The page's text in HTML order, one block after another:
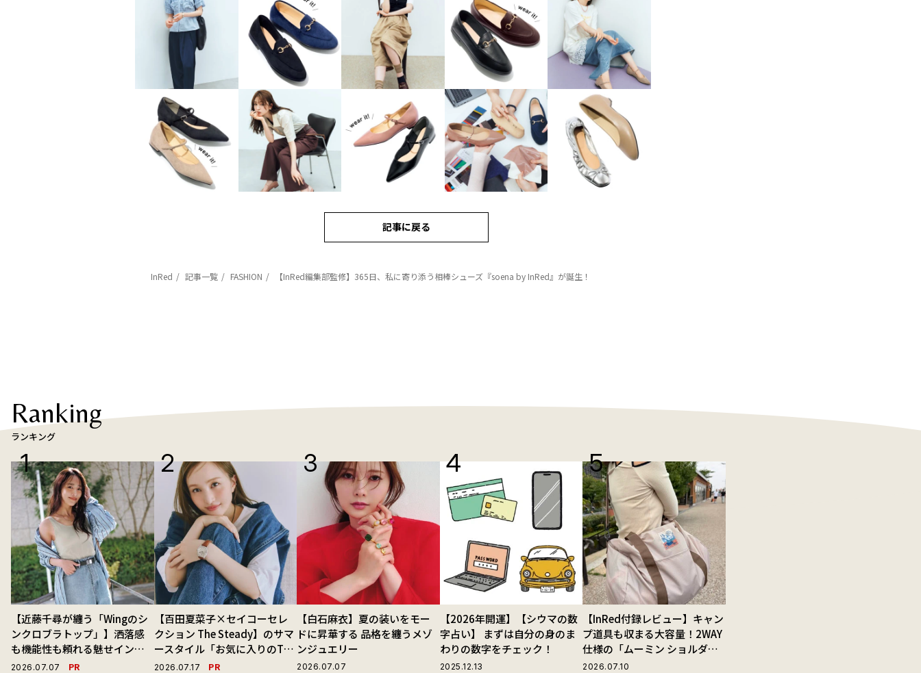
記事に戻る
InRed 記事一覧 FASHION 【InRed編集部監修】365日、私に寄り添う相棒シューズ『soena by InRed』が誕生！
Ranking
ランキング
【近藤千尋が纏う「Wingのシ
ンクロブラトップ」】洒落感
も機能性も頼れる魅せインナ
ーで毎日を心地よくアプデ！
2026.07.07 PR
【百田夏菜子×セイコーセレ
クション The Steady】のサマ
ースタイル「お気に入りのTシ
ャツと最高の時計と。」
2026.07.17 PR
【白石麻衣】夏の装いをモー
ドに昇華する 品格を纏うメゾ
ンジュエリー
2026.07.07
【2026年開運】【シウマの数
字占い】 まずは自分の身のま
わりの数字をチェック！
2025.12.13
【InRed付録レビュー】キャン
プ道具も収まる大容量！2WAY
仕様の「ムーミン ショルダー
ストラップ付きボストンバッ
2026.07.10